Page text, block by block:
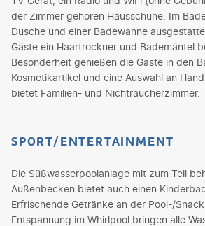
der Zimmer gehören Hausschuhe. Im
Dusche und einer Badewanne
Gäste ein Haartrockner und Bademäntel
Besonderheit genießen die Gäste in den
Kosmetikartikel und eine Auswahl an
bietet Familien- und Nichtraucherzimmer.
SPORT/ENTERTAINMENT
Die Süßwasserpoolanlage mit zum Teil
Außenbecken bietet auch einen
Erfrischende Getränke an der Pool-/
Entspannung im Whirlpool bringen alle